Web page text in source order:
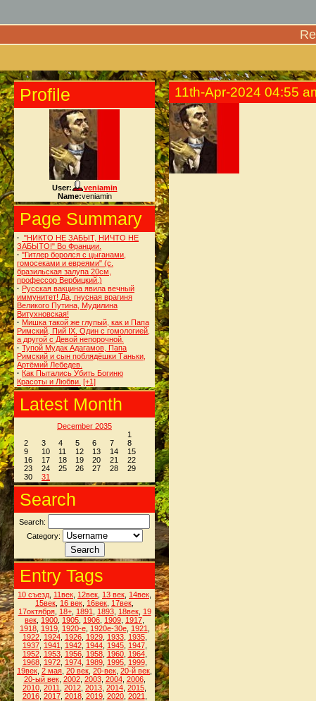
Profile
User:
veniamin
Name:veniamin
Page Summary
· "НИКТО НЕ ЗАБЫТ, НИЧТО НЕ
ЗАБЫТО!" Во Франции.
· "Гитлер боролся с цыганами,
гомосеками и евреями" (c.
бразильская залупа 20см,
профессор Вербицкий.)
· Русская вакцина явила вечный
иммунитет! Да, гнусная врагиня
Великого Путина, Мудилина
Витухновская!
· Мишка такой же глупый, как и Папа
Римский, Пий IX. Один с гомологией,
а другой с Девой непорочной.
· Тупой Мудак Адагамов, Папа
Римский и сын поблядёшки Таньки,
Артёмий Лебедев.
· Как Пытались Убить Богиню
Красоты и Любви. [+1]
Latest Month
December 2035
1
2
3 4 5 6 7
8
9
10 11 12 13 14
15
16
17 18 19 20 21
22
23
24 25 26 27 28
29
30
31
Search
Search:
Category:
Entry Tags
10 съезд 11век 12век 13 век 14век
15век 16 век 16век 17век
17октября, 18+, 1891 1893, 18век, 19
век 1900 1905 1906 1909 1917
1918, 1919, 1920-е, 1920е-30е, 1921
1922, 1924, 1926, 1929, 1933, 1935,
1937, 1941 1942, 1944, 1945, 1947,
1952, 1953, 1956, 1958, 1960, 1964,
1968, 1972, 1974, 1989, 1995, 1999,
19век 2 мая 20 век 20-век 20-й век
20-ый век, 2002, 2003, 2004, 2006,
2010 2011 2012 2013 2014 2015
2016, 2017, 2018, 2019, 2020, 2021
11th-Apr-2024 04:55